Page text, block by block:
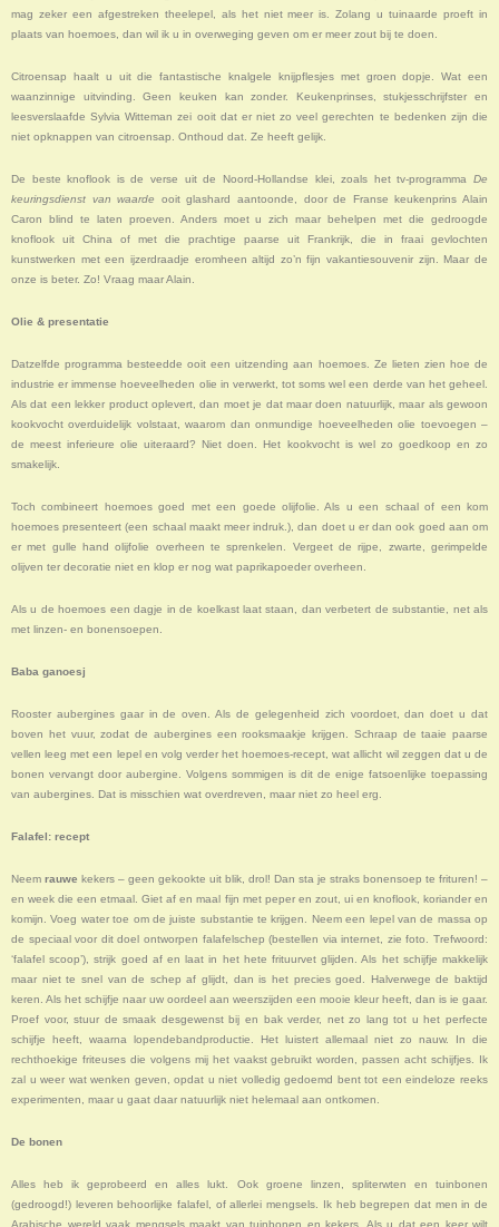
mag zeker een afgestreken theelepel, als het niet meer is. Zolang u tuinaarde proeft in
plaats van hoemoes, dan wil ik u in overweging geven om er meer zout bij te doen.
Citroensap haalt u uit die fantastische knalgele knijpflesjes met groen dopje. Wat een
waanzinnige uitvinding. Geen keuken kan zonder. Keukenprinses, stukjesschrijfster en
leesverslaafde Sylvia Witteman zei ooit dat er niet zo veel gerechten te bedenken zijn die
niet opknappen van citroensap. Onthoud dat. Ze heeft gelijk.
De beste knoflook is de verse uit de Noord-Hollandse klei, zoals het tv-programma De
keuringsdienst van waarde
ooit glashard aantoonde, door de Franse keukenprins Alain
Caron blind te laten proeven. Anders moet u zich maar behelpen met die gedroogde
knoflook uit China of met die prachtige paarse uit Frankrijk, die in fraai gevlochten
kunstwerken met een ijzerdraadje eromheen altijd zo’n fijn vakantiesouvenir zijn. Maar de
onze is beter. Zo! Vraag maar Alain.
Olie & presentatie
Datzelfde programma besteedde ooit een uitzending aan hoemoes. Ze lieten zien hoe de
industrie er immense hoeveelheden olie in verwerkt, tot soms wel een derde van het geheel.
Als dat een lekker product oplevert, dan moet je dat maar doen natuurlijk, maar als gewoon
kookvocht overduidelijk volstaat, waarom dan onmundige hoeveelheden olie toevoegen –
de meest inferieure olie uiteraard? Niet doen. Het kookvocht is wel zo goedkoop en zo
smakelijk.
Toch combineert hoemoes goed met een goede olijfolie. Als u een schaal of een kom
hoemoes presenteert (een schaal maakt meer indruk.), dan doet u er dan ook goed aan om
er met gulle hand olijfolie overheen te sprenkelen. Vergeet de rijpe, zwarte, gerimpelde
olijven ter decoratie niet en klop er nog wat paprikapoeder overheen.
Als u de hoemoes een dagje in de koelkast laat staan, dan verbetert de substantie, net als
met linzen- en bonensoepen.
Baba ganoesj
Rooster aubergines gaar in de oven. Als de gelegenheid zich voordoet, dan doet u dat
boven het vuur, zodat de aubergines een rooksmaakje krijgen. Schraap de taaie paarse
vellen leeg met een lepel en volg verder het hoemoes-recept, wat allicht wil zeggen dat u de
bonen vervangt door aubergine. Volgens sommigen is dit de enige fatsoenlijke toepassing
van aubergines. Dat is misschien wat overdreven, maar niet zo heel erg.
Falafel: recept
Neem rauwe kekers – geen gekookte uit blik, drol! Dan sta je straks bonensoep te frituren! –
en week die een etmaal. Giet af en maal fijn met peper en zout, ui en knoflook, koriander en
komijn. Voeg water toe om de juiste substantie te krijgen. Neem een lepel van de massa op
de speciaal voor dit doel ontworpen falafelschep (bestellen via internet, zie foto. Trefwoord:
‘falafel scoop’), strijk goed af en laat in het hete frituurvet glijden. Als het schijfje makkelijk
maar niet te snel van de schep af glijdt, dan is het precies goed. Halverwege de baktijd
keren. Als het schijfje naar uw oordeel aan weerszijden een mooie kleur heeft, dan is ie gaar.
Proef voor, stuur de smaak desgewenst bij en bak verder, net zo lang tot u het perfecte
schijfje heeft, waarna lopendebandproductie. Het luistert allemaal niet zo nauw. In die
rechthoekige friteuses die volgens mij het vaakst gebruikt worden, passen acht schijfjes. Ik
zal u weer wat wenken geven, opdat u niet volledig gedoemd bent tot een eindeloze reeks
experimenten, maar u gaat daar natuurlijk niet helemaal aan ontkomen.
De bonen
Alles heb ik geprobeerd en alles lukt. Ook groene linzen, spliterwten en tuinbonen
(gedroogd!) leveren behoorlijke falafel, of allerlei mengsels. Ik heb begrepen dat men in de
Arabische wereld vaak mengsels maakt van tuinbonen en kekers. Als u dat een keer wilt